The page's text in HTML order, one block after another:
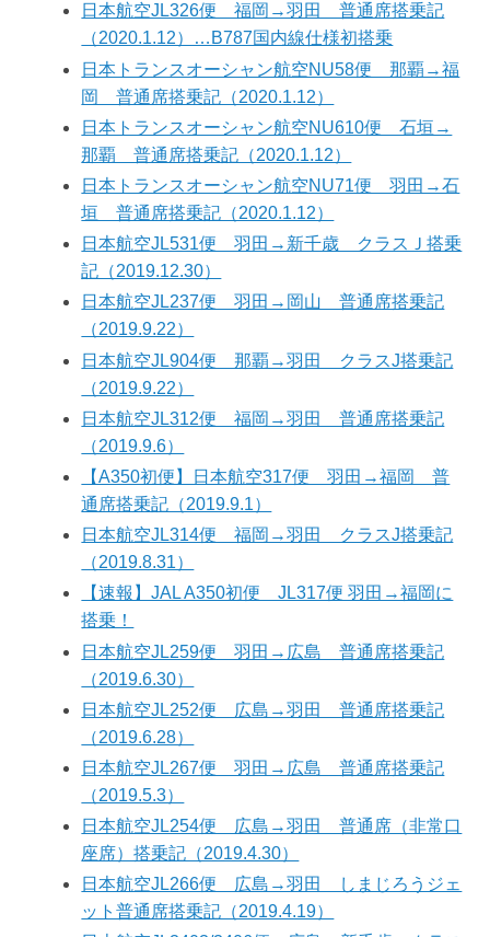
日本航空JL326便 福岡→羽田 普通席搭乗記
（2020.1.12）…B787国内線仕様初搭乗
日本トランスオーシャン航空NU58便 那覇→福
岡 普通席搭乗記（2020.1.12）
日本トランスオーシャン航空NU610便 石垣→
那覇 普通席搭乗記（2020.1.12）
日本トランスオーシャン航空NU71便 羽田→石
垣 普通席搭乗記（2020.1.12）
日本航空JL531便 羽田→新千歳 クラスＪ搭乗
記（2019.12.30）
日本航空JL237便 羽田→岡山 普通席搭乗記
（2019.9.22）
日本航空JL904便 那覇→羽田 クラスJ搭乗記
（2019.9.22）
日本航空JL312便 福岡→羽田 普通席搭乗記
（2019.9.6）
【A350初便】日本航空317便 羽田→福岡 普
通席搭乗記（2019.9.1）
日本航空JL314便 福岡→羽田 クラスJ搭乗記
（2019.8.31）
【速報】JAL A350初便 JL317便 羽田→福岡に
搭乗！
日本航空JL259便 羽田→広島 普通席搭乗記
（2019.6.30）
日本航空JL252便 広島→羽田 普通席搭乗記
（2019.6.28）
日本航空JL267便 羽田→広島 普通席搭乗記
（2019.5.3）
日本航空JL254便 広島→羽田 普通席（非常口
座席）搭乗記（2019.4.30）
日本航空JL266便 広島→羽田 しまじろうジェ
ット普通席搭乗記（2019.4.19）